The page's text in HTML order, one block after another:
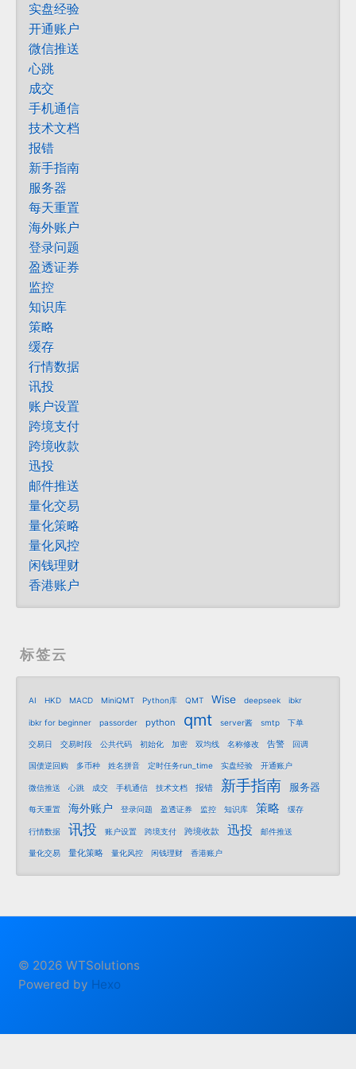
实盘经验
开通账户
微信推送
心跳
成交
手机通信
技术文档
报错
新手指南
服务器
每天重置
海外账户
登录问题
盈透证券
监控
知识库
策略
缓存
行情数据
讯投
账户设置
跨境支付
跨境收款
迅投
邮件推送
量化交易
量化策略
量化风控
闲钱理财
香港账户
标签云
AI HKD MACD MiniQMT Python库 QMT Wise deepseek ibkr
ibkr for beginner passorder python qmt server酱 smtp 下单
交易日 交易时段 公共代码 初始化 加密 双均线 名称修改 告警 回调
国债逆回购 多币种 姓名拼音 定时任务run_time 实盘经验 开通账户
微信推送 心跳 成交 手机通信 技术文档 报错 新手指南 服务器
每天重置 海外账户 登录问题 盈透证券 监控 知识库 策略 缓存
行情数据 讯投 账户设置 跨境支付 跨境收款 迅投 邮件推送
量化交易 量化策略 量化风控 闲钱理财 香港账户
© 2026 WTSolutions
Powered by Hexo